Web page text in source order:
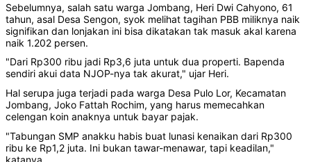
Sebelumnya, salah satu warga Jombang, Heri Dwi Cahyono, 61
tahun, asal Desa Sengon, syok melihat tagihan PBB miliknya naik
signifikan dan lonjakan ini bisa dikatakan tak masuk akal karena
naik 1.202 persen.
"Dari Rp300 ribu jadi Rp3,6 juta untuk dua properti. Bapenda
sendiri akui data NJOP-nya tak akurat," ujar Heri.
Hal serupa juga terjadi pada warga Desa Pulo Lor, Kecamatan
Jombang, Joko Fattah Rochim, yang harus memecahkan
celengan koin anaknya untuk bayar pajak.
"Tabungan SMP anakku habis buat lunasi kenaikan dari Rp300
ribu ke Rp1,2 juta. Ini bukan tawar-menawar, tapi keadilan,"
katanya.